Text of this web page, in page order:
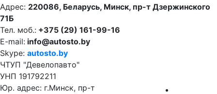
Адрес: 220086, Беларусь, Минск, пр-т Дзержинского
71Б
Тел. моб.: +375 (29) 161-99-16
E-mail: info@autosto.by
Skype: autosto.by
ЧТУП "Девелопавто"
УНП 191792211
Юр. адрес: г.Минск, пр-т